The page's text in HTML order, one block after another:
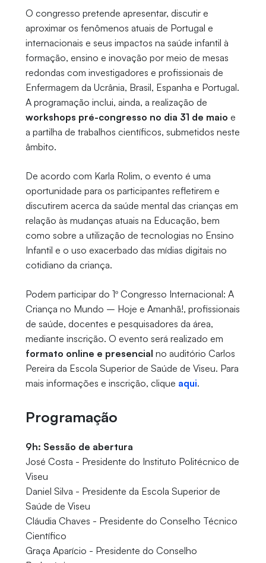
O congresso pretende apresentar, discutir e
aproximar os fenômenos atuais de Portugal e
internacionais e seus impactos na saúde infantil à
formação, ensino e inovação por meio de mesas
redondas com investigadores e profissionais de
Enfermagem da Ucrânia, Brasil, Espanha e Portugal.
A programação inclui, ainda, a realização de
workshops pré-congresso no dia 31 de maio e
a partilha de trabalhos científicos, submetidos neste
âmbito.
De acordo com Karla Rolim, o evento é uma
oportunidade para os participantes refletirem e
discutirem acerca da saúde mental das crianças em
relação às mudanças atuais na Educação, bem
como sobre a utilização de tecnologias no Ensino
Infantil e o uso exacerbado das mídias digitais no
cotidiano da criança.
Podem participar do 1º Congresso Internacional: A
Criança no Mundo – Hoje e Amanhã!, profissionais
de saúde, docentes e pesquisadores da área,
mediante inscrição. O evento será realizado em
formato online e presencial no auditório Carlos
Pereira da Escola Superior de Saúde de Viseu. Para
mais informações e inscrição, clique aqui.
Programação
9h: Sessão de abertura
José Costa - Presidente do Instituto Politécnico de
Viseu
Daniel Silva - Presidente da Escola Superior de
Saúde de Viseu
Cláudia Chaves - Presidente do Conselho Técnico
Científico
Graça Aparício - Presidente do Conselho